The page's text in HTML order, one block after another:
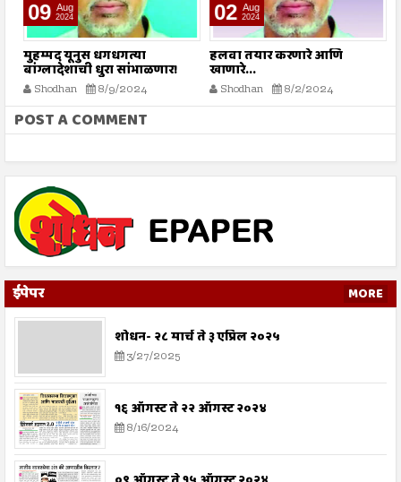
09 Aug
2024
मुहम्मद यूनुस धगधगत्या
बांग्लादेशाची धुरा सांभाळणार!
Shodhan 8/9/2024
02 Aug
2024
हलवा तयार करणारे आणि
खाणारे...
Shodhan 8/2/2024
POST A COMMENT
ईपेपर MORE
शोधन- २८ मार्च ते ३ एप्रिल २०२५
3/27/2025
१६ ऑगस्ट ते २२ ऑगस्ट २०२४
8/16/2024